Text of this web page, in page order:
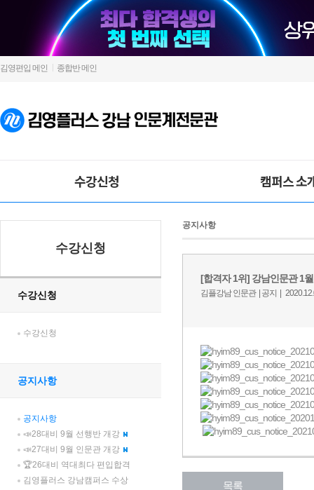
김영편입 메인 종합반 메인
수강신청 캠퍼스 소
수강신청
수강신청
수강신청
공지사항
공지사항
📣28대비 9월 선행반 개강
📣27대비 9월 인문관 개강
🏆26대비 역대최다 편입합격
김영플러스 강남캠퍼스 수상
공지사항